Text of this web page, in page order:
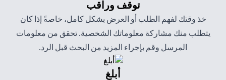
توقف وراقب
خذ وقتك لفهم الطلب أو العرض بشكل كامل، خاصةً إذا كان
يتطلب منك مشاركة معلوماتك الشخصية. تحقق من معلومات
المرسل وقم بإجراء المزيد من البحث قبل الرد.
أبلغ